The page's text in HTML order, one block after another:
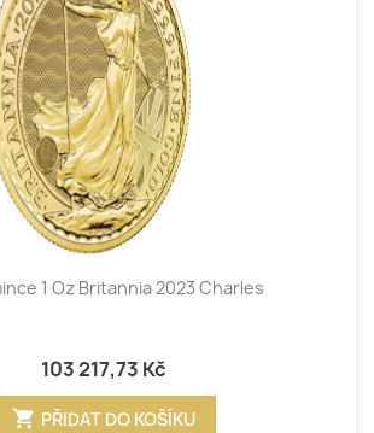
1 Oz Britannia 2023 Charles
103 217,73 Kč
shopping_cart PŘIDAT DO KOŠÍKU